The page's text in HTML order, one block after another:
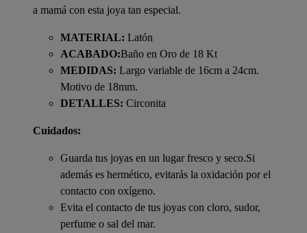
a mamá con esta joya tan especial.
MATERIAL: Latón
ACABADO:Baño en Oro de 18 Kt
MEDIDAS: Largo variable de 16cm a 24cm.
Motivo de 18mm.
DETALLES: Circonita
Cuidados:
Guarda tus joyas en un lugar fresco y seco.Si
además es hermético, evitarás la oxidación por el
contacto con oxígeno.
Evita el contacto de tus joyas con cloro, sudor,
perfume o sal del mar.